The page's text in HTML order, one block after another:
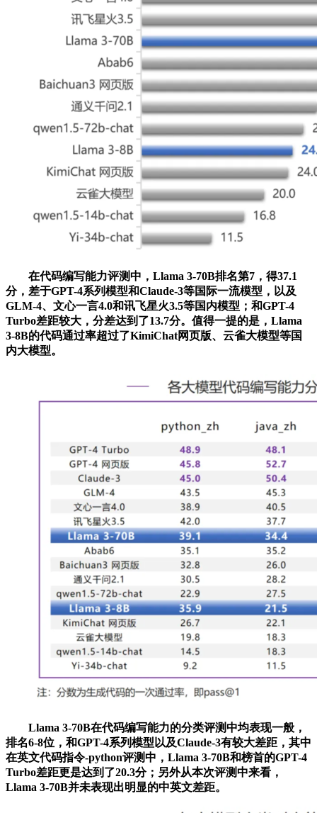
在代码编写能力评测中，Llama 3-70B排名第7，得37.1
分，差于GPT-4系列模型和Claude-3等国际一流模型，以及
GLM-4、文心一言4.0和讯飞星火3.5等国内模型；和GPT-4
Turbo差距较大，分差达到了13.7分。值得一提的是，Llama
3-8B的代码通过率超过了KimiChat网页版、云雀大模型等国
内大模型。
Llama 3-70B在代码编写能力的分类评测中均表现一般，
排名6-8位，和GPT-4系列模型以及Claude-3有较大差距，其中
在英文代码指令-python评测中，Llama 3-70B和榜首的GPT-4
Turbo差距更是达到了20.3分；另外从本次评测中来看，
Llama 3-70B并未表现出明显的中英文差距。